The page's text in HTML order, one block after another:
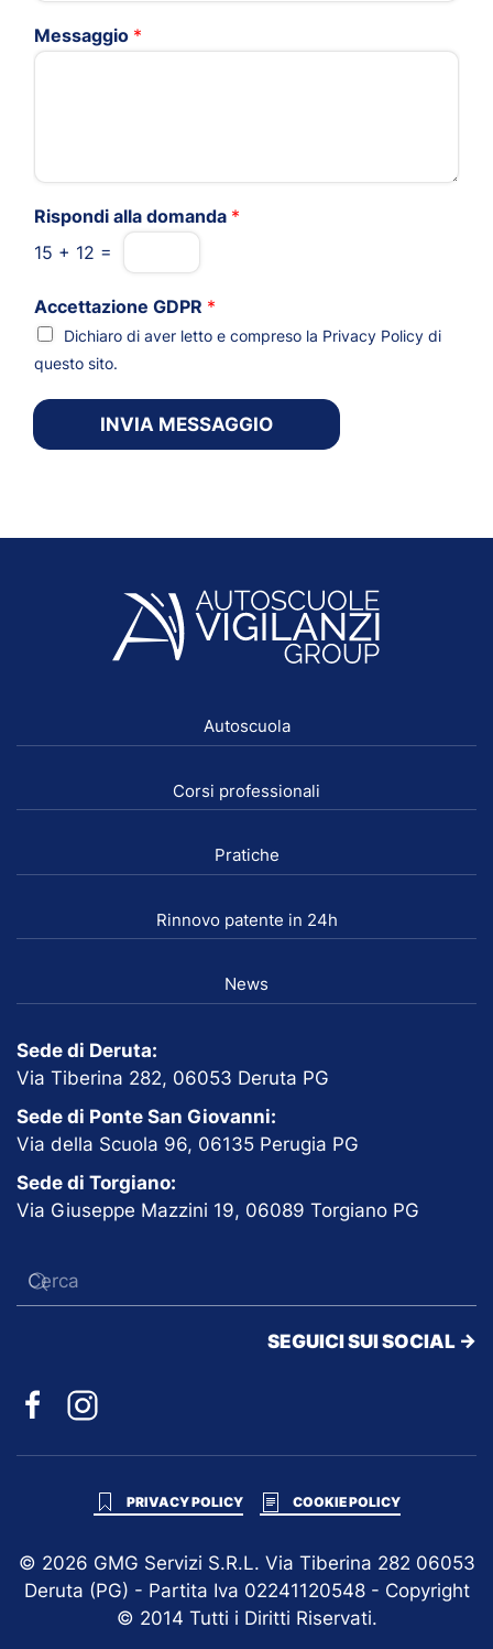
Messaggio *
Rispondi alla domanda *
15 + 12 =
Accettazione GDPR *
Dichiaro di aver letto e compreso la Privacy Policy di
questo sito.
INVIA MESSAGGIO
Autoscuola
Corsi professionali
Pratiche
Rinnovo patente in 24h
News
Sede di Deruta:
Via Tiberina 282, 06053 Deruta PG
Sede di Ponte San Giovanni:
Via della Scuola 96, 06135 Perugia PG
Sede di Torgiano:
Via Giuseppe Mazzini 19, 06089 Torgiano PG
SEGUICI SUI SOCIAL ->
PRIVACY POLICY COOKIE POLICY
© 2026 GMG Servizi S.R.L. Via Tiberina 282 06053
Deruta (PG) - Partita Iva 02241120548 - Copyright
© 2014 Tutti i Diritti Riservati.